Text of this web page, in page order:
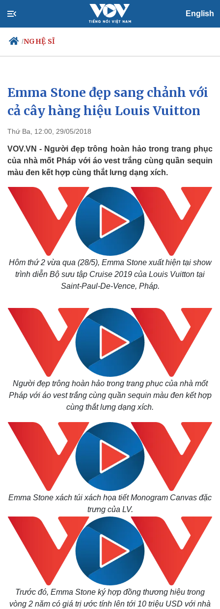
English
/NGHỆ SĨ
Chính trị
Đảng
Tổ chức nhân sự
Nhận diện sự thật
Xã hội
Tin 24h
Dự báo thời tiết
Việc làm
Biển đảo
Thế giới
Quan sát
Multimedia
Video
Emma Stone đẹp sang chảnh với
cả cây hàng hiệu Louis Vuitton
Thứ Ba, 12:00, 29/05/2018
VOV.VN - Người đẹp trông hoàn hảo trong trang phục
của nhà mốt Pháp với áo vest trắng cùng quần sequin
màu đen kết hợp cùng thắt lưng dạng xích.
Hôm thứ 2 vừa qua (28/5), Emma Stone xuất hiện tại show
trình diễn Bộ sưu tập Cruise 2019 của Louis Vuitton tại
Saint-Paul-De-Vence, Pháp.
Người đẹp trông hoàn hảo trong trang phục của nhà mốt
Pháp với áo vest trắng cùng quần sequin màu đen kết hợp
cùng thắt lưng dạng xích.
Emma Stone xách túi xách họa tiết Monogram Canvas đặc
trưng của LV.
Trước đó, Emma Stone ký hợp đồng thương hiệu trong
vòng 2 năm có giá trị ước tính lên tới 10 triệu USD với nhà